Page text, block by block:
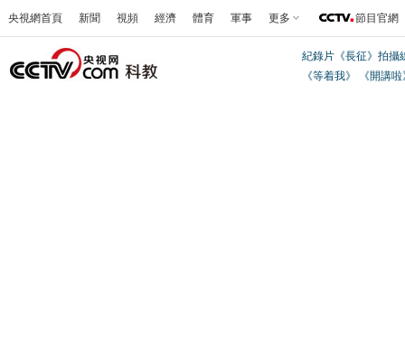
央視網首頁 新聞 視頻 經濟 體育 軍事 更多 節目官網
紀錄片《長征》拍攝
《等着我》
《開講